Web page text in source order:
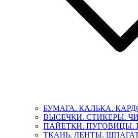
БУМАГА. КАЛЬКА.
ВЫСЕЧКИ. СТИКЕРЫ.
ПАЙЕТКИ. ПУГОВИЦЫ.
ТКАНЬ. ЛЕНТЫ.